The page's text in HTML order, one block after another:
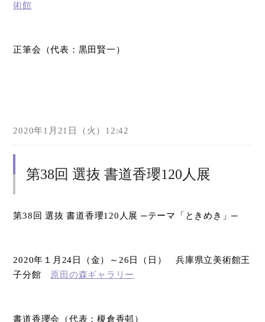
術館
正筆会（代表：黒田賢一）
2020年1月21日（火）12:42
第38回 選抜 書道香瓔120人展
第38 回 選抜 書道香瓔120 人展 ─テーマ「ときめき」─
2020年１月 24 日（金）～ 26 日（日） 兵庫県立美術館王
子分館 原田の森ギャラリー
書道香瓔会（代表：榎倉香邨）